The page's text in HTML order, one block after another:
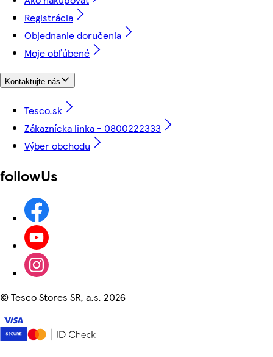
Registrácia
Objednanie doručenia
Moje obľúbené
Kontaktujte nás
Tesco.sk
Zákaznícka linka - 0800222333
Výber obchodu
followUs
©Tesco Stores SR, a.s. 2026